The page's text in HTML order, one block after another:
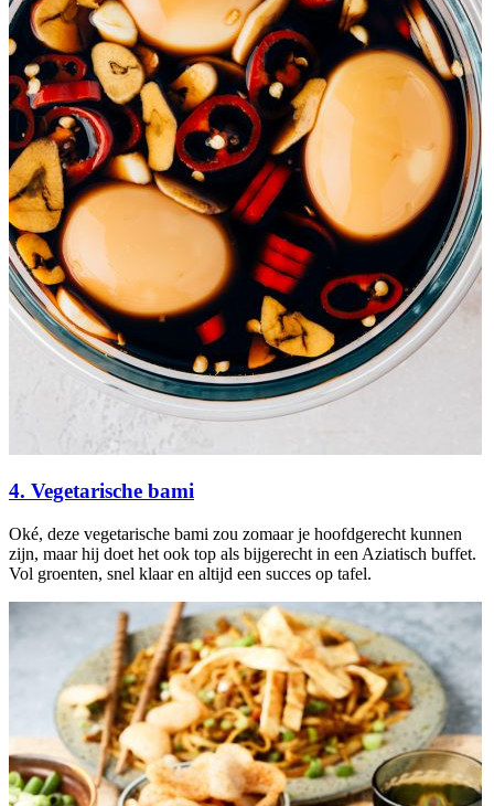
4. Vegetarische bami
Oké, deze vegetarische bami zou zomaar je hoofdgerecht kunnen
zijn, maar hij doet het ook top als bijgerecht in een Aziatisch buffet.
Vol groenten, snel klaar en altijd een succes op tafel.